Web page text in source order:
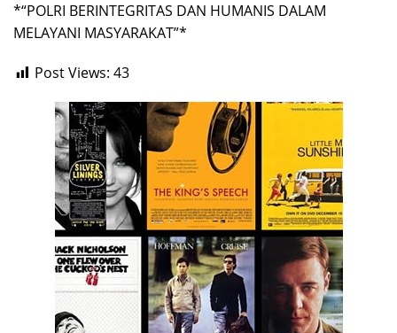
*“POLRI BERINTEGRITAS DAN HUMANIS DALAM
MELAYANI MASYARAKAT”*
Post Views: 43